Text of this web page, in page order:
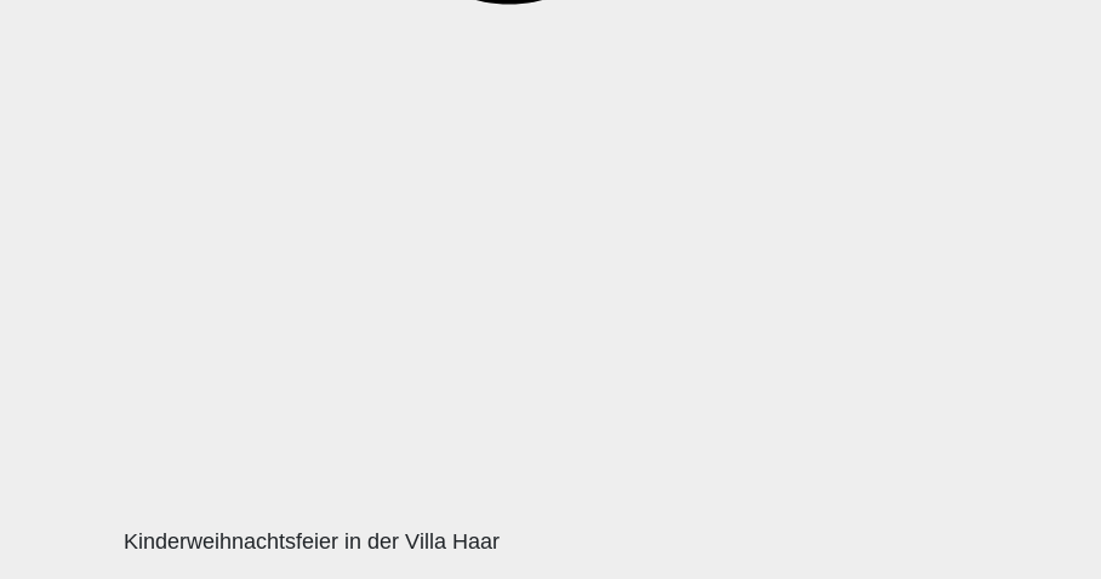
Kinderweihnachtsfeier in der Villa Haar